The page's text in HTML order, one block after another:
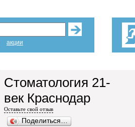
акции
Стоматология 21-
век Краснодар
Оставьте свой отзыв
Поделиться…